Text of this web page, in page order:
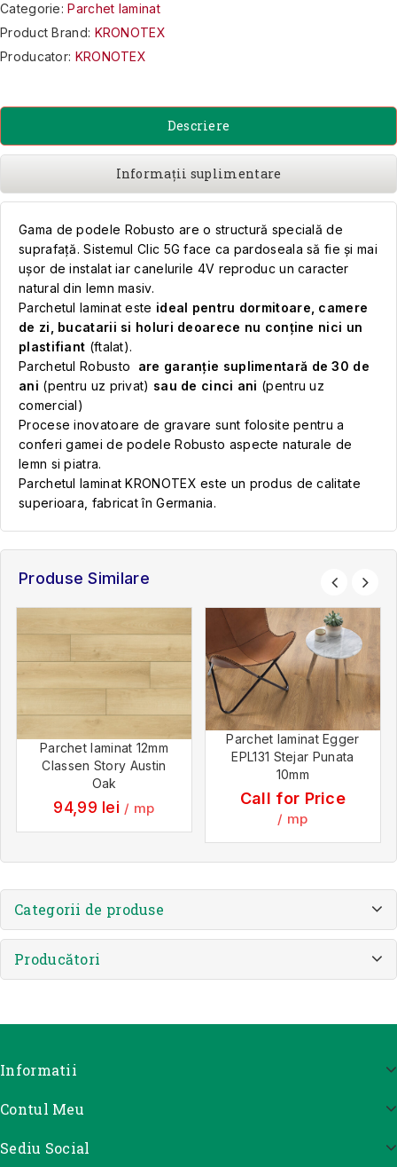
Categorie:Parchet laminat
Product Brand: KRONOTEX
Producator: KRONOTEX
Descriere
Informații suplimentare
Gama de podele Robusto are o structură specială de
suprafață. Sistemul Clic 5G face ca pardoseala să fie și mai
ușor de instalat iar canelurile 4V reproduc un caracter
natural din lemn masiv.
Parchetul laminat este ideal pentru dormitoare, camere
de zi, bucatarii si holuri deoarece nu conține nici un
plastifiant (ftalat).
Parchetul Robusto are garanție suplimentară de 30 de
ani (pentru uz privat) sau de cinci ani (pentru uz
comercial)
Procese inovatoare de gravare sunt folosite pentru a
conferi gamei de podele Robusto aspecte naturale de
lemn si piatra.
Parchetul laminat KRONOTEX este un produs de calitate
superioara, fabricat în Germania.
Produse Similare
Parchet laminat 12mm
Classen Story Austin
Oak
94,99 lei / mp
Parchet laminat Egger
EPL131 Stejar Punata
10mm
Call for Price
/ mp
Categorii de produse
Producători
Informatii
Contul Meu
Sediu Social